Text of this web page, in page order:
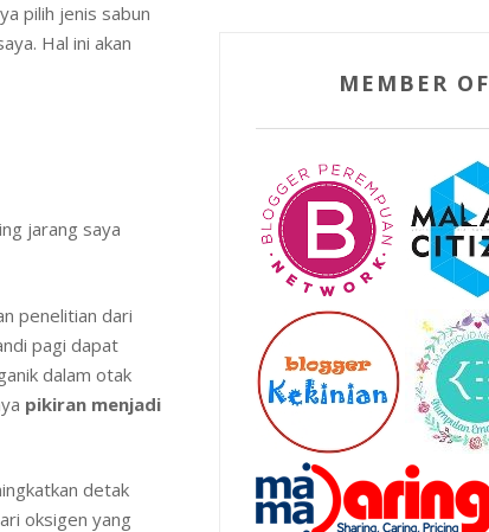
pilih jenis sabun
Hal ini akan
jarang saya
penelitian dari
pagi dapat
dalam otak
pikiran menjadi
detak
oksigen yang
MEMBER OF